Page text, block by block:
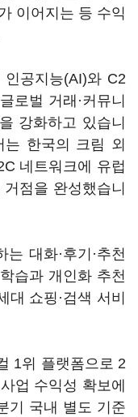
이어지는 등 수익
공지능(AI)와 C2
로벌 거래·커뮤니
강화하고 있습니
한국의 크림 외
네트워크에 유럽
점을 완성했습니
대화·후기·추천
습과 개인화 추천
쇼핑·검색 서비
1위 플랫폼으로 2
업 수익성 확보에
기 국내 별도 기준